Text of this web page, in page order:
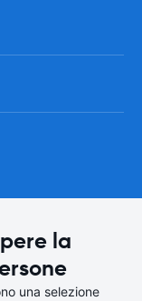
la
una selezione